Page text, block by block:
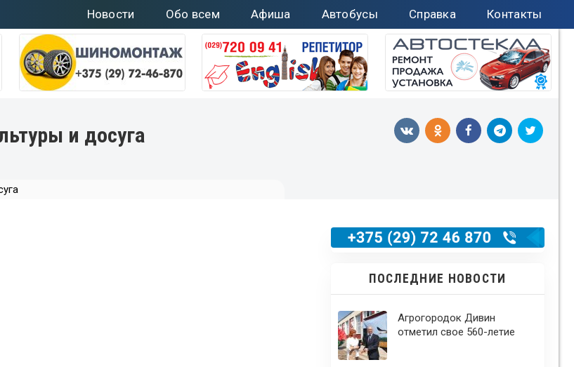
Новости Обо всем Афиша Автобусы Справка Контакты
и досуга
ПОСЛЕДНИЕ НОВОСТИ
Агрогородок Дивин
отметил свое 560-летие